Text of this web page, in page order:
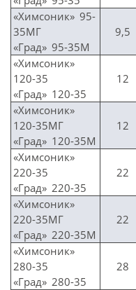
«Химсоник» 95-
35МГ
«Град» 95-35М
9,5
«Химсоник»
120-35
«Град» 120-35
12
«Химсоник»
120-35МГ
«Град» 120-35М
12
«Химсоник»
220-35
«Град» 220-35
22
«Химсоник»
220-35МГ
«Град» 220-35М
22
«Химсоник»
280-35
«Град» 280-35
28